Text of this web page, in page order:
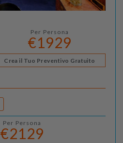
Per Persona
€1929
Crea il Tuo Preventivo Gratuito
Per Persona
€2129